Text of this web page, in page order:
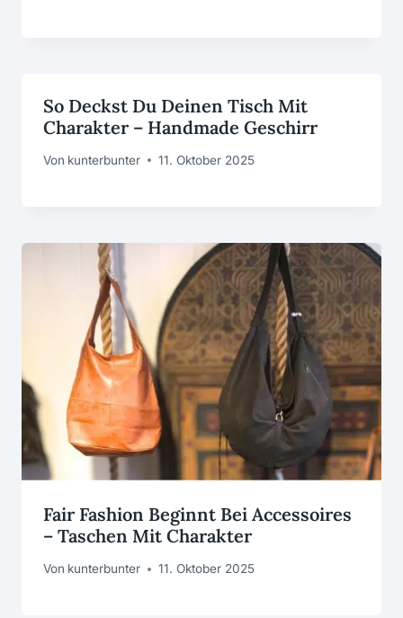
So Deckst Du Deinen Tisch Mit
Charakter – Handmade Geschirr
Von kunterbunter 11. Oktober 2025
Fair Fashion Beginnt Bei Accessoires
– Taschen Mit Charakter
Von kunterbunter 11. Oktober 2025